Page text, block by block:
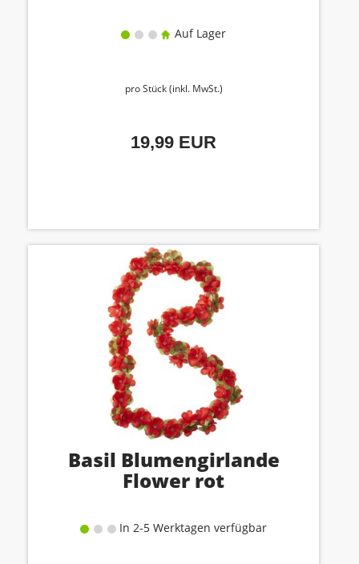
Auf Lager
pro Stück (inkl. MwSt.)
19,99 EUR
Basil Blumengirlande
Flower rot
In 2-5 Werktagen verfügbar